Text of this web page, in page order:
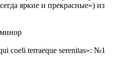
яркие и прекрасные») из
coeli terraeque serenitas»: №1